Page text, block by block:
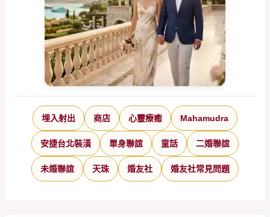
埋入射出 商店 心靈療癒 Mahamudra
安捷台北裝潢 單身聯誼 童話 二婚聯誼
未婚聯誼 天珠 婚友社 婚友社常見問題